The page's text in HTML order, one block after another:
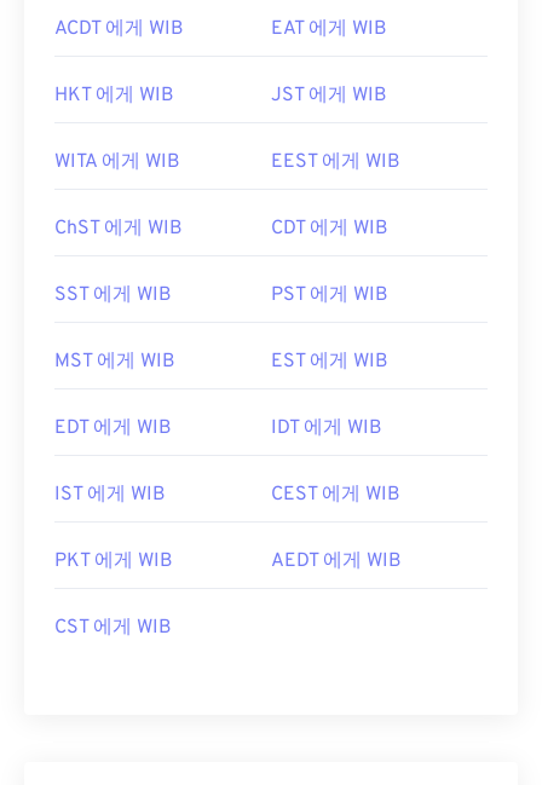
ACDT 에게 WIB EAT 에게 WIB
HKT 에게 WIB JST 에게 WIB
WITA 에게 WIB EEST 에게 WIB
ChST 에게 WIB CDT 에게 WIB
SST 에게 WIB PST 에게 WIB
MST 에게 WIB EST 에게 WIB
EDT 에게 WIB IDT 에게 WIB
IST 에게 WIB CEST 에게 WIB
PKT 에게 WIB AEDT 에게 WIB
CST 에게 WIB